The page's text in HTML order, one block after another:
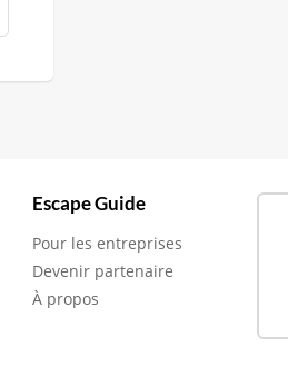
Escape Guide
Pour les entreprises
Devenir partenaire
À propos